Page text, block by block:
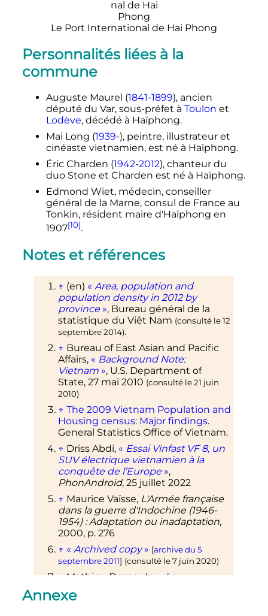
Le Port International de Hai Phong
Personnalités liées à la
commune
Auguste Maurel (1841-1899), ancien
député du Var, sous-préfet à Toulon et
Lodève, décédé à Haïphong.
Mai Long (1939-), peintre, illustrateur et
cinéaste vietnamien, est né à Haïphong.
Éric Charden (1942-2012), chanteur du
duo Stone et Charden est né à Haïphong.
Edmond Wiet, médecin, conseiller
général de la Marne, consul de France au
Tonkin, résident maire d'Haïphong en
1907[10].
Notes et références
↑ (en) « Area, population and
population density in 2012 by
province », Bureau général de la
statistique du Viêt Nam (consulté le12
septembre 2014).
↑ Bureau of East Asian and Pacific
Affairs, « Background Note:
Vietnam », U.S. Department of
State, 27 mai 2010 (consulté le21 juin
2010)
↑ The 2009 Vietnam Population and
Housing census: Major findings.
General Statistics Office of Vietnam.
↑ Driss Abdi, « Essai Vinfast VF 8, un
SUV électrique vietnamien à la
conquête de l’Europe »,
PhonAndroid, 25 juillet 2022
↑ Maurice Vaïsse, L'Armée française
dans la guerre d'Indochine (1946-
1954) : Adaptation ou inadaptation,
2000, p. 276
↑ « Archived copy » [archive du 5
septembre 2011] (consulté le7 juin 2020)
↑Mathieu Demeule,« Le
premiers modèles
Annexe